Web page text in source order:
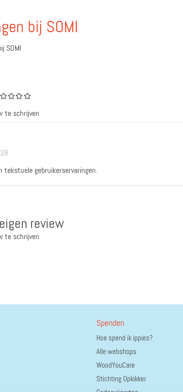
bij SOMI
SOMI
te schrijven
tekstuele gebruikerservaringen.
review
te schrijven
Spenden
Hoe spend ik ippies?
Alle webshops
WoodYouCare
Stichting Opkikker